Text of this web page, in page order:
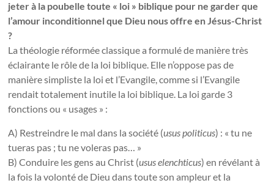
jeter à la poubelle toute « loi » biblique pour ne garder que
l’amour inconditionnel que Dieu nous offre en Jésus-Christ
?
La théologie réformée classique a formulé de manière très
éclairante le rôle de la loi biblique. Elle n’oppose pas de
manière simpliste la loi et l’Evangile, comme si l’Evangile
rendait totalement inutile la loi biblique. La loi garde 3
fonctions ou « usages » :
A) Restreindre le mal dans la société (usus politicus) : « tu ne
tueras pas ; tu ne voleras pas… »
B) Conduire les gens au Christ (usus elenchticus) en révélant à
la fois la volonté de Dieu dans toute son ampleur et la